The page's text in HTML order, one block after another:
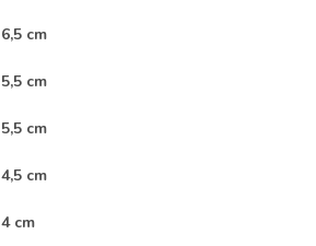
6,5 cm
5,5 cm
5,5 cm
4,5 cm
4 cm